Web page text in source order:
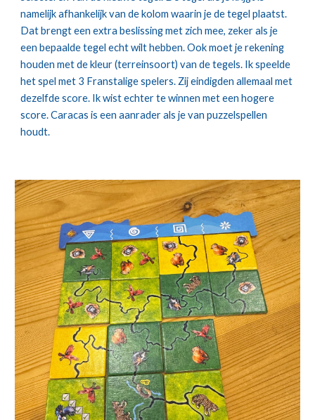
namelijk afhankelijk van de kolom waarin je de tegel plaatst.
Dat brengt een extra beslissing met zich mee, zeker als je
een bepaalde tegel echt wilt hebben. Ook moet je rekening
houden met de kleur (terreinsoort) van de tegels. Ik speelde
het spel met 3 Franstalige spelers. Zij eindigden allemaal met
dezelfde score. Ik wist echter te winnen met een hogere
score. Caracas is een aanrader als je van puzzelspellen
houdt.